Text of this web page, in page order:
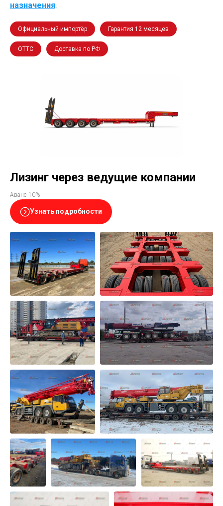
назначения.
Официальный импортёр Гарантия 12 месяцев
ОТТС Доставка по РФ
Лизинг через ведущие компании
Аванс 10%
Узнать подробности